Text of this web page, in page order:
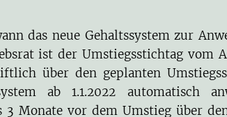
das neue Gehaltssystem zur
ist der Umstiegsstichtag vom
über den geplanten
ab 1.1.2022 automatisch
3 Monate vor dem Umstieg über